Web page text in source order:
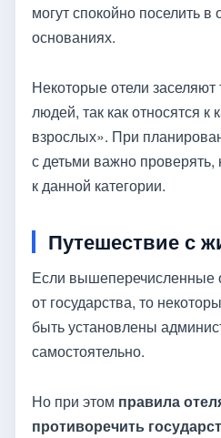
могут спокойно поселить
основаниях.
Некоторые отели заселяют
людей, так как относятся к
взрослых». При
с детьми важно проверять,
к данной категории.
Путешествие с
Если вышеперечисленные
от государства, то
быть установлены
самостоятельно.
Но при этом правила
противоречить